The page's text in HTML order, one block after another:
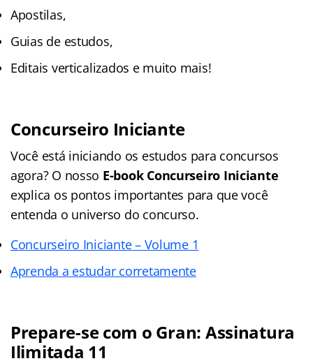
Apostilas,
Guias de estudos,
Editais verticalizados e muito mais!
Concurseiro Iniciante
Você está iniciando os estudos para concursos
agora? O nosso E-book Concurseiro Iniciante
explica os pontos importantes para que você
entenda o universo do concurso.
Concurseiro Iniciante – Volume 1
Aprenda a estudar corretamente
Prepare-se com o Gran: Assinatura
Ilimitada 11